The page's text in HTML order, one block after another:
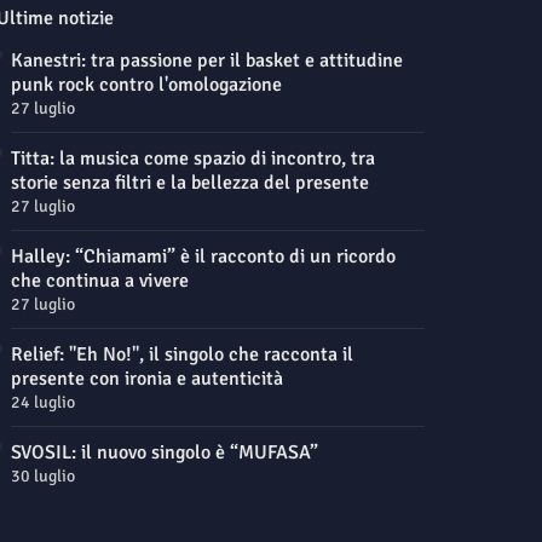
notizie
Kanestri: tra passione per il basket e attitudine
punk rock contro l'omologazione
27 luglio
Titta: la musica come spazio di incontro, tra
storie senza filtri e la bellezza del presente
27 luglio
Halley: “Chiamami” è il racconto di un ricordo
che continua a vivere
27 luglio
Relief: "Eh No!", il singolo che racconta il
presente con ironia e autenticità
24 luglio
SVOSIL: il nuovo singolo è “MUFASA”
30 luglio